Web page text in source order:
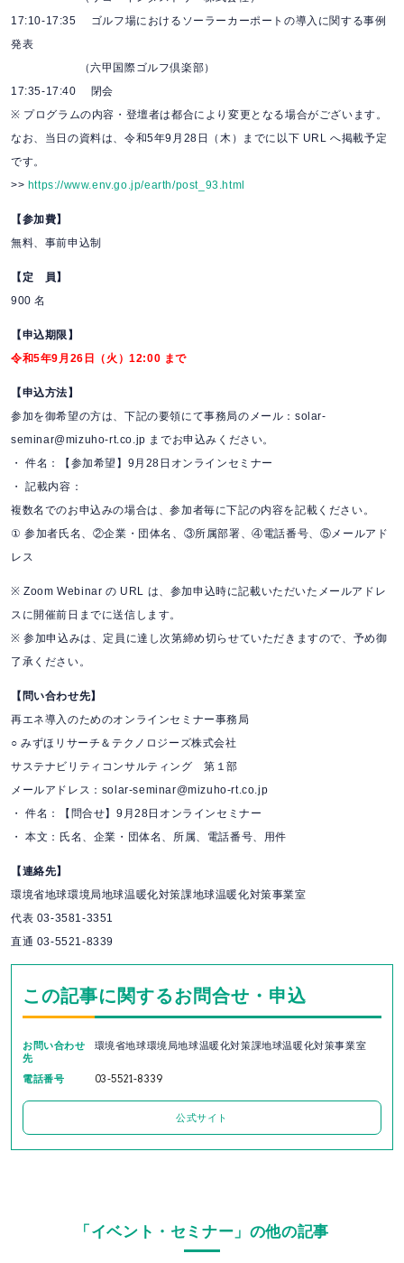
17:10-17:35 ゴルフ場におけるソーラーカーポートの導入に関する事例
発表
（六甲国際ゴルフ倶楽部）
17:35-17:40 閉会
※ プログラムの内容・登壇者は都合により変更となる場合がございます。
なお、当日の資料は、令和5年9月28日（木）までに以下 URL へ掲載予定
です。
>> https://www.env.go.jp/earth/post_93.html
【参加費】
無料、事前申込制
【定 員】
900 名
【申込期限】
令和5年9月26日（火）12:00 まで
【申込方法】
参加を御希望の方は、下記の要領にて事務局のメール：solar-
seminar@mizuho-rt.co.jp までお申込みください。
・ 件名：【参加希望】9月28日オンラインセミナー
・ 記載内容：
複数名でのお申込みの場合は、参加者毎に下記の内容を記載ください。
① 参加者氏名、②企業・団体名、③所属部署、④電話番号、⑤メールアド
レス
※ Zoom Webinar の URL は、参加申込時に記載いただいたメールアドレ
スに開催前日までに送信します。
※ 参加申込みは、定員に達し次第締め切らせていただきますので、予め御
了承ください。
【問い合わせ先】
再エネ導入のためのオンラインセミナー事務局
○ みずほリサーチ＆テクノロジーズ株式会社
サステナビリティコンサルティング 第１部
メールアドレス：solar-seminar@mizuho-rt.co.jp
・ 件名：【問合せ】9月28日オンラインセミナー
・ 本文：氏名、企業・団体名、所属、電話番号、用件
【連絡先】
環境省地球環境局地球温暖化対策課地球温暖化対策事業室
代表 03-3581-3351
直通 03-5521-8339
この記事に関するお問合せ・申込
お問い合わせ
先
環境省地球環境局地球温暖化対策課地球温暖化対策事業室
電話番号 03-5521-8339
公式サイト
「イベント・セミナー」の他の記事